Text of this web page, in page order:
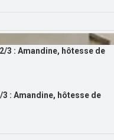
: Amandine, hôtesse de